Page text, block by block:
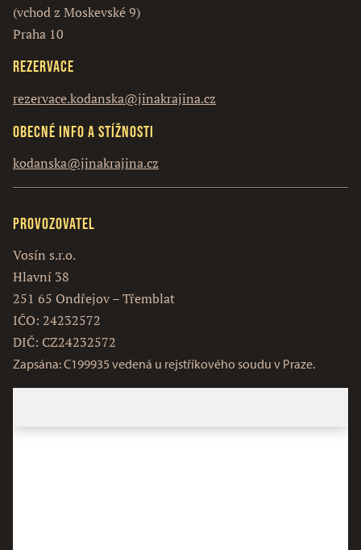
(vchod z Moskevské 9)
Praha 10
Rezervace
rezervace.kodanska@jinakrajina.cz
Obecné info a stížnosti
kodanska@jinakrajina.cz
Provozovatel
Vosín s.r.o.
Hlavní 38
251 65 Ondřejov – Třemblat
IČO: 24232572
DIČ: CZ24232572
Zapsána: C199935 vedená u rejstříkového soudu v Praze.